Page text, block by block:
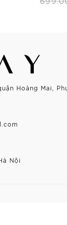
Hoàng Mai,
Nội